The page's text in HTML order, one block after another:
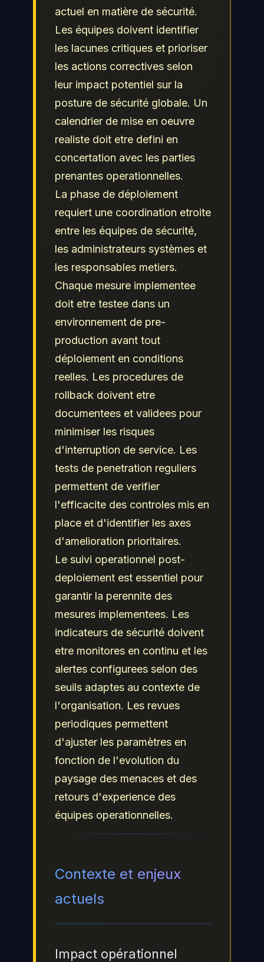
actuel en matière de sécurité.
Les équipes doivent identifier
les lacunes critiques et prioriser
les actions correctives selon
leur impact potentiel sur la
posture de sécurité globale. Un
calendrier de mise en oeuvre
realiste doit etre defini en
concertation avec les parties
prenantes operationnelles.
La phase de déploiement
requiert une coordination etroite
entre les équipes de sécurité,
les administrateurs systèmes et
les responsables metiers.
Chaque mesure implementee
doit etre testee dans un
environnement de pre-
production avant tout
déploiement en conditions
reelles. Les procedures de
rollback doivent etre
documentees et validees pour
minimiser les risques
d'interruption de service. Les
tests de penetration reguliers
permettent de verifier
l'efficacite des controles mis en
place et d'identifier les axes
d'amelioration prioritaires.
Le suivi operationnel post-
deploiement est essentiel pour
garantir la perennite des
mesures implementees. Les
indicateurs de sécurité doivent
etre monitores en continu et les
alertes configurees selon des
seuils adaptes au contexte de
l'organisation. Les revues
periodiques permettent
d'ajuster les paramètres en
fonction de l'evolution du
paysage des menaces et des
retours d'experience des
équipes operationnelles.
Contexte et enjeux
actuels
Impact opérationnel